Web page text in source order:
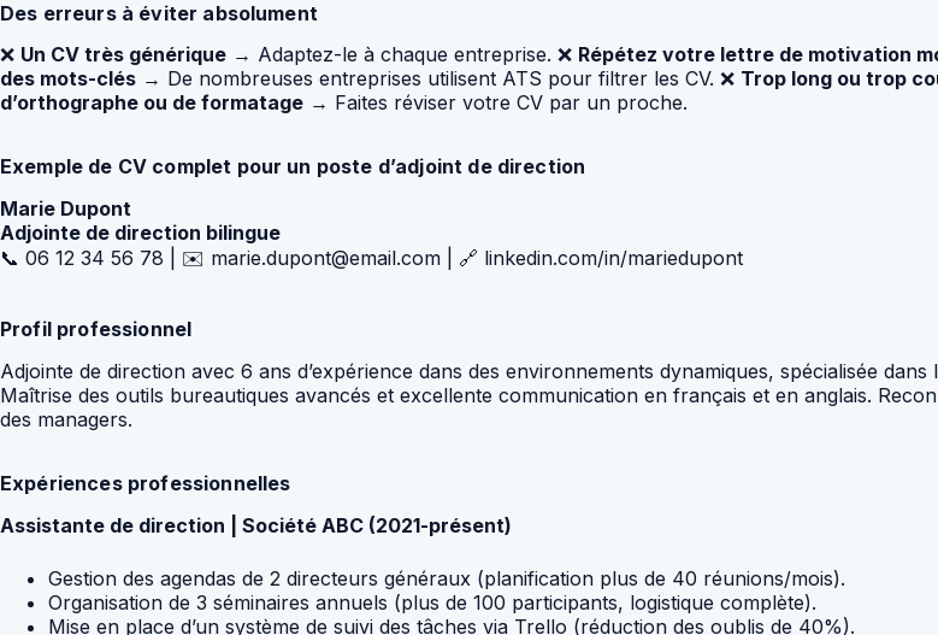
Des erreurs à éviter absolument
❌ Un CV très générique → Adaptez-le à chaque entreprise. ❌ Répétez votre lettre de motivation
des mots-clés → De nombreuses entreprises utilisent ATS pour filtrer les CV. ❌ Trop long ou trop
d’orthographe ou de formatage → Faites réviser votre CV par un proche.
Exemple de CV complet pour un poste d’adjoint de direction
Marie Dupont
Adjointe de direction bilingue
📞 06 12 34 56 78 | ✉️ marie.dupont@email.com | 🔗 linkedin.com/in/mariedupont
Profil professionnel
Adjointe de direction avec 6 ans d’expérience dans des environnements dynamiques, spécialisée
Maîtrise des outils bureautiques avancés et excellente communication en français et en anglais.
des managers.
Expériences professionnelles
Assistante de direction | Société ABC (2021-présent)
Gestion des agendas de 2 directeurs généraux (planification plus de 40 réunions/mois).
Organisation de 3 séminaires annuels (plus de 100 participants, logistique complète).
Mise en place d’un système de suivi des tâches via Trello (réduction des oublis de 40%).